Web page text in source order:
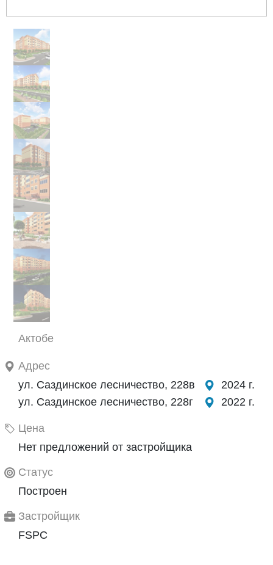
Актобе
Адрес
ул. Саздинское лесничество, 228в
2024 г.
ул. Саздинское лесничество, 228г
2022 г.
Цена
Нет предложений от застройщика
Статус
Построен
Застройщик
FSPC